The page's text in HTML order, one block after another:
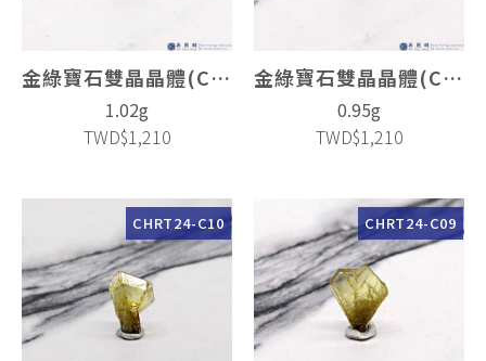
金綠寶石雙晶晶體(Chrysoberyl Twin)
1.02g
TWD$1,210
金綠寶石雙晶晶體(Chrysoberyl Twin)
0.95g
TWD$1,210
CHRT24-C10 CHRT24-C09